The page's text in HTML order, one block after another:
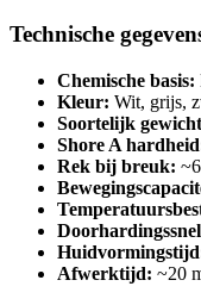
Technische
Chemische basis:
Kleur: Wit, grijs,
Soortelijk
Shore A
Rek bij breuk:
Afwerktijd: ~20